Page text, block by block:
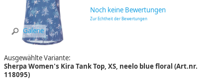
Galerie
Noch keine Bewertungen
Zur Echtheit der Bewertungen
Ausgewählte Variante:
Sherpa Women's Kira Tank Top, XS, neelo blue floral (Art.nr.
118095)